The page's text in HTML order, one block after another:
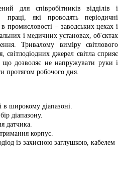
для співробітників відділів і
які проводять періодичні
промисловості – заводських цехах і
і медичних установах, об'єктах
Тривалому виміру світлового
джерел світла сприяє
дозволяє не напружувати руки і
протягом робочого дня.
в широкому діапазоні.
діапазону.
датчика.
корпус.
із захисною заглушкою, кабелем